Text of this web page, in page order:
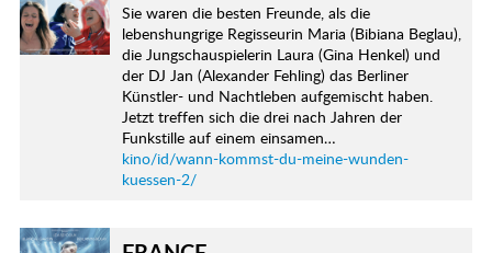
Sie waren die besten Freunde, als die
lebenshungrige Regisseurin Maria (Bibiana Beglau),
die Jungschauspielerin Laura (Gina Henkel) und
der DJ Jan (Alexander Fehling) das Berliner
Künstler- und Nachtleben aufgemischt haben.
Jetzt treffen sich die drei nach Jahren der
Funkstille auf einem einsamen…
kino/id/wann-kommst-du-meine-wunden-
kuessen-2/